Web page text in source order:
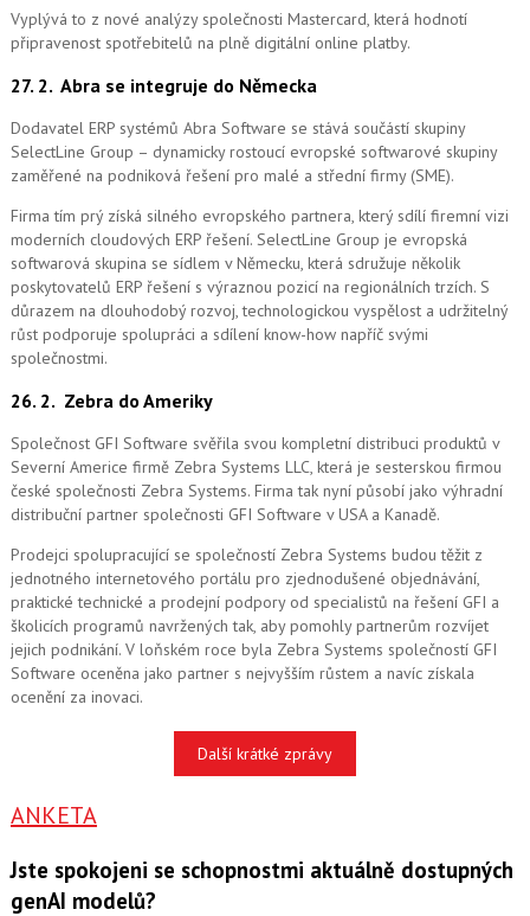
Vyplývá to z nové analýzy společnosti Mastercard, která hodnotí
připravenost spotřebitelů na plně digitální online platby.
27. 2. Abra se integruje do Německa
Dodavatel ERP systémů Abra Software se stává součástí skupiny
SelectLine Group – dynamicky rostoucí evropské softwarové skupiny
zaměřené na podniková řešení pro malé a střední firmy (SME).
Firma tím prý získá silného evropského partnera, který sdílí firemní vizi
moderních cloudových ERP řešení. SelectLine Group je evropská
softwarová skupina se sídlem v Německu, která sdružuje několik
poskytovatelů ERP řešení s výraznou pozicí na regionálních trzích. S
důrazem na dlouhodobý rozvoj, technologickou vyspělost a udržitelný
růst podporuje spolupráci a sdílení know-how napříč svými
společnostmi.
26. 2. Zebra do Ameriky
Společnost GFI Software svěřila svou kompletní distribuci produktů v
Severní Americe firmě Zebra Systems LLC, která je sesterskou firmou
české společnosti Zebra Systems. Firma tak nyní působí jako výhradní
distribuční partner společnosti GFI Software v USA a Kanadě.
Prodejci spolupracující se společností Zebra Systems budou těžit z
jednotného internetového portálu pro zjednodušené objednávání,
praktické technické a prodejní podpory od specialistů na řešení GFI a
školicích programů navržených tak, aby pomohly partnerům rozvíjet
jejich podnikání. V loňském roce byla Zebra Systems společností GFI
Software oceněna jako partner s nejvyšším růstem a navíc získala
ocenění za inovaci.
Další krátké zprávy
ANKETA
Jste spokojeni se schopnostmi aktuálně dostupných
genAI modelů?